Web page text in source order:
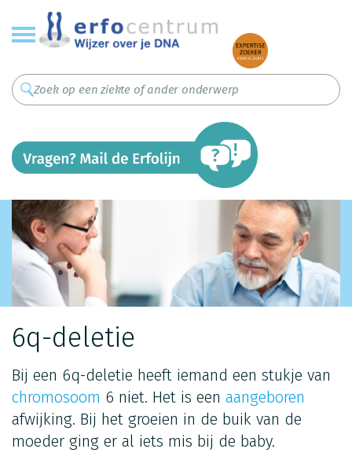
Overslaan
en
naar
inhoud
gaan
6q-deletie
Bij een 6q-deletie heeft iemand een stukje van
chromosoom 6 niet. Het is een aangeboren
afwijking. Bij het groeien in de buik van de
moeder ging er al iets mis bij de baby.